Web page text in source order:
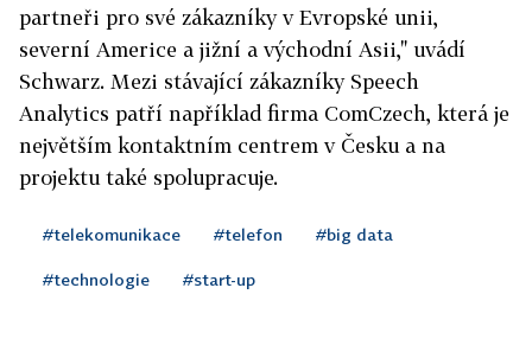
partneři pro své zákazníky v Evropské unii,
severní Americe a jižní a východní Asii," uvádí
Schwarz. Mezi stávající zákazníky Speech
Analytics patří například firma ComCzech, která je
největším kontaktním centrem v Česku a na
projektu také spolupracuje.
#telekomunikace #telefon #big data
#technologie #start-up